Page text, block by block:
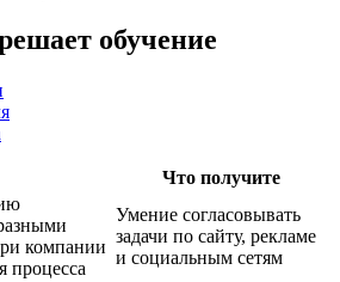
обучение
Что получите
компании
процесса
Умение согласовывать
задачи по сайту, рекламе
и социальным сетям